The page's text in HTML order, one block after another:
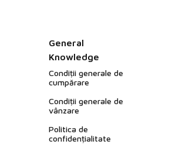
General
Knowledge
Condiții generale de
cumpărare
Condiții generale de
vânzare
Politica de
confidențialitate